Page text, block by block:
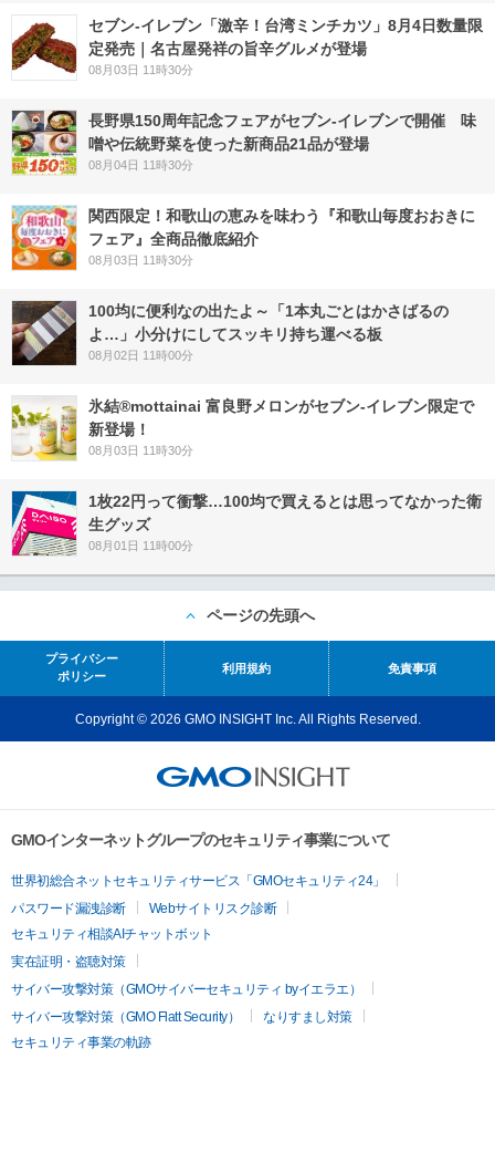
セブン-イレブン「激辛！台湾ミンチカツ」8月4日数量限
定発売｜名古屋発祥の旨辛グルメが登場
08月03日 11時30分
長野県150周年記念フェアがセブン-イレブンで開催 味
噌や伝統野菜を使った新商品21品が登場
08月04日 11時30分
関西限定！和歌山の恵みを味わう『和歌山毎度おおきに
フェア』全商品徹底紹介
08月03日 11時30分
100均に便利なの出たよ～「1本丸ごとはかさばるの
よ…」小分けにしてスッキリ持ち運べる板
08月02日 11時00分
氷結®mottainai 富良野メロンがセブン‐イレブン限定で
新登場！
08月03日 11時30分
1枚22円って衝撃…100均で買えるとは思ってなかった衛
生グッズ
08月01日 11時00分
ページの先頭へ
プライバシー
ポリシー
利用規約 免責事項
Copyright © 2026 GMO INSIGHT Inc. All Rights Reserved.
GMOインターネットグループのセキュリティ事業について
世界初総合ネットセキュリティサービス「GMOセキュリティ24」
パスワード漏洩診断
Webサイトリスク診断
セキュリティ相談AIチャットボット
実在証明・盗聴対策
サイバー攻撃対策（GMOサイバーセキュリティ byイエラエ）
サイバー攻撃対策（GMO Flatt Security）
なりすまし対策
セキュリティ事業の軌跡